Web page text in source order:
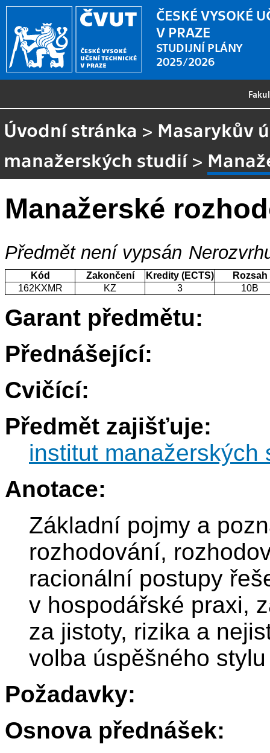
ČESKÉ VYSOKÉ
V PRAZE
STUDIJNÍ PLÁNY
2025/2026
Úvodní stránka > Masarykův
manažerských studií>
Manažerské
Předmět není vypsán
Kód Zakončení Kredity (ECTS)
Rozsah
162KXMR
KZ 3 10B
Garant předmětu:
Přednášející:
Cvičící:
Předmět zajišťuje:
institut manažerských
Anotace:
Základní pojmy a
rozhodování,
racionální postupy
v hospodářské praxi,
za jistoty, rizika a
volba úspěšného
Požadavky:
Osnova přednášek: